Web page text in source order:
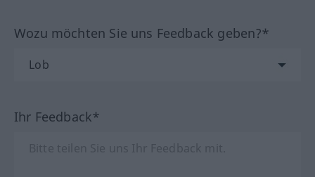
Wozu möchten Sie uns Feedback geben?*
Ihr Feedback*